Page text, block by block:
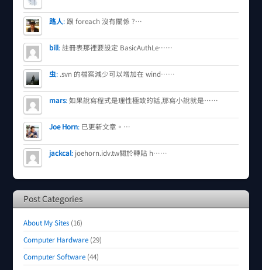
路人: 跟 foreach 沒有關係 ?…
bill:註冊表那裡要設定 BasicAuthLe……
虫: .svn 的檔案減少可以增加在 wind……
mars:如果說寫程式是理性極致的話,那寫小說就是……
Joe Horn: 已更新文章。…
jackcal: joehorn.idv.tw關於轉貼 h……
Post Categories
About My Sites (16)
Computer Hardware (29)
Computer Software (44)